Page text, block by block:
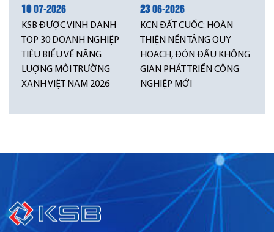
1007-2026
KSB ĐƯỢC VINH DANH
TOP 30 DOANH NGHIỆP
TIÊU BIỂU VỀ NĂNG
LƯỢNG MÔI TRƯỜNG
XANH VIỆT NAM 2026
2306-2026
KCN ĐẤT CUỐC: HOÀN
THIỆN NỀN TẢNG QUY
HOẠCH, ĐÓN ĐẦU KHÔNG
GIAN PHÁT TRIỂN CÔNG
NGHIỆP MỚI